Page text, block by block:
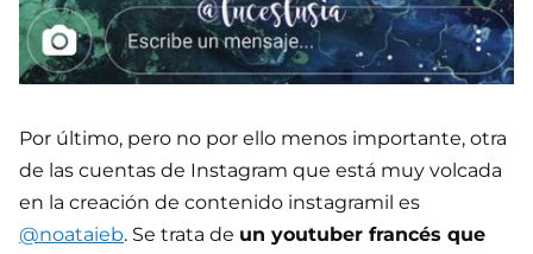
Por último, pero no por ello menos importante, otra
de las cuentas de Instagram que está muy volcada
en la creación de contenido instagramil es
@noataieb. Se trata de un youtuber francés que